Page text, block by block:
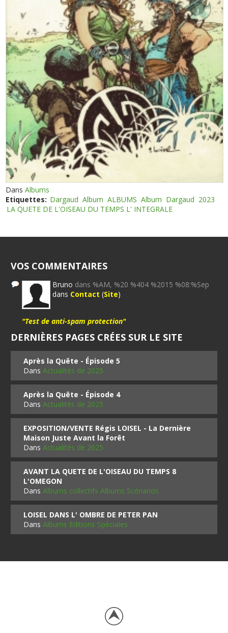
DansAlbums
Etiquettes: Dargaud Album ALBUMS Album Dargaud 2023
LA QUETE DE L'OISEAU DU TEMPS L' INTEGRALE
VOS COMMENTAIRES
Bruno dans %AM, %20 %404 %2015 %08:%Sep
dans Contact (Site)
"Test de anti-spam protection"
DERNIÈRES PAGES CRÉES SUR LE SITE
Après la Quête - Épisode 5
DansActualités de 2025
Après la Quête - Épisode 4
DansActualités de 2025
EXPOSITION/VENTE Régis LOISEL - La Dernière
Maison Juste Avant la Forêt
DansActualités de 2025
AVANT LA QUETE DE L'OISEAU DU TEMPS 8
L'OMEGON
DansAlbums collectifs Albums Scénarios
LOISEL DANS L' OMBRE DE PETER PAN
DansAlbums Editions Spéciales